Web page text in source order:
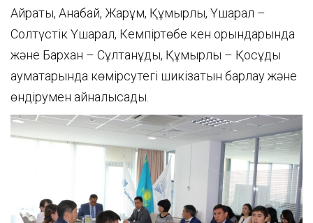
Айрақты, Анабай, Жарқұм, Құмырлы, Үшарал –
Солтүстік Үшарал, Кемпіртөбе кен орындарында
және Бархан – Сұлтанқұдық, Құмырлы – Қосқұдық
аумақтарында көмірсутегі шикізатын барлау және
өндірумен айналысады.